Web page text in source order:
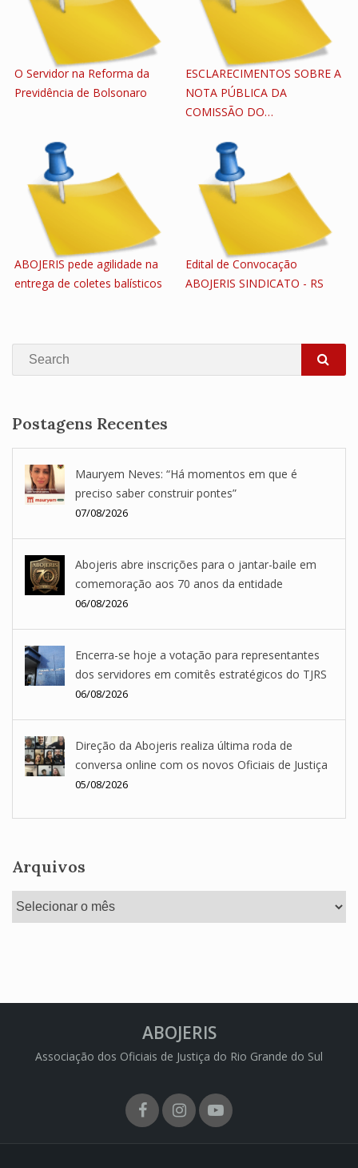
O Servidor na Reforma da
Previdência de Bolsonaro
ESCLARECIMENTOS SOBRE A
NOTA PÚBLICA DA
COMISSÃO DO…
ABOJERIS pede agilidade na
entrega de coletes balísticos
Edital de Convocação
ABOJERIS SINDICATO - RS
Search
Postagens Recentes
Mauryem Neves: “Há momentos em que é
preciso saber construir pontes”
07/08/2026
Abojeris abre inscrições para o jantar-baile em
comemoração aos 70 anos da entidade
06/08/2026
Encerra-se hoje a votação para representantes
dos servidores em comitês estratégicos do TJRS
06/08/2026
Direção da Abojeris realiza última roda de
conversa online com os novos Oficiais de Justiça
05/08/2026
Arquivos
Arquivos
ABOJERIS
Associação dos Oficiais de Justiça do Rio Grande do Sul
FacebookInstagram
Youtube